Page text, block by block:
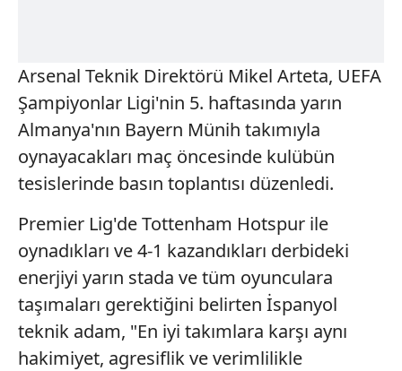
Arsenal Teknik Direktörü Mikel Arteta, UEFA
Şampiyonlar Ligi'nin 5. haftasında yarın
Almanya'nın Bayern Münih takımıyla
oynayacakları maç öncesinde kulübün
tesislerinde basın toplantısı düzenledi.
Premier Lig'de Tottenham Hotspur ile
oynadıkları ve 4-1 kazandıkları derbideki
enerjiyi yarın stada ve tüm oyunculara
taşımaları gerektiğini belirten İspanyol
teknik adam, "En iyi takımlara karşı aynı
hakimiyet, agresiflik ve verimlilikle